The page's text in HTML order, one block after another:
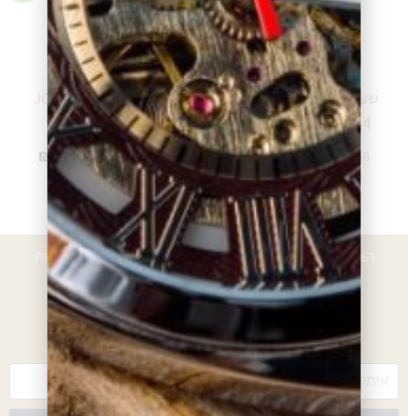
שעון פייר לנייר PIERRE
LANNIER 227F484
1,472.50
₪950.00
הוספה לסל
שעון ג'וויסה JOWISSA
J4.390.L
₪1,158.00
₪950.00
הוספה לסל
הצטרפו לרשימת הלקוחות המועדפים וקבלו הטבות, הנחות
ועדכונים
*עם ההרשמה אתם מאשרים לקבל חומרים פרסומיים מאיתנו